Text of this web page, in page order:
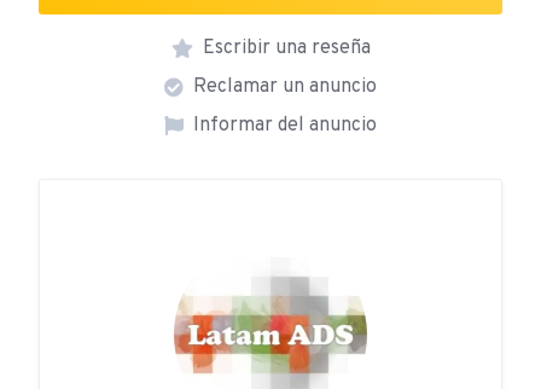
Escribir una reseña
Reclamar un anuncio
Informar del anuncio